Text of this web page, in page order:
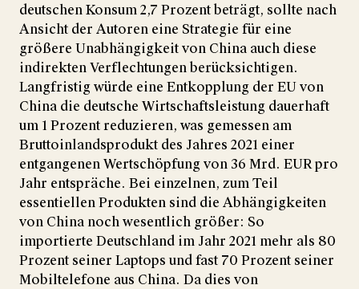
deutschen Konsum 2,7 Prozent beträgt, sollte nach
Ansicht der Autoren eine Strategie für eine
größere Unabhängigkeit von China auch diese
indirekten Verflechtungen berücksichtigen.
Langfristig würde eine Entkopplung der EU von
China die deutsche Wirtschaftsleistung dauerhaft
um 1 Prozent reduzieren, was gemessen am
Bruttoinlandsprodukt des Jahres 2021 einer
entgangenen Wertschöpfung von 36 Mrd. EUR pro
Jahr entspräche. Bei einzelnen, zum Teil
essentiellen Produkten sind die Abhängigkeiten
von China noch wesentlich größer: So
importierte Deutschland im Jahr 2021 mehr als 80
Prozent seiner Laptops und fast 70 Prozent seiner
Mobiltelefone aus China. Da dies von